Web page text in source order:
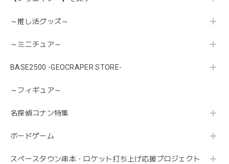
～推し活グッズ～
～ミニチュア～
BASE2500 -GEOCRAPER STORE-
～フィギュア～
名探偵コナン特集
ボードゲーム
スペースタウン串本・ロケット打ち上げ応援プロジェクト